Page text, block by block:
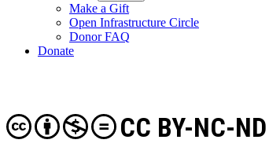
Make a Gift
Open Infrastructure Circle
Donor FAQ
Donate
CC BY-NC-